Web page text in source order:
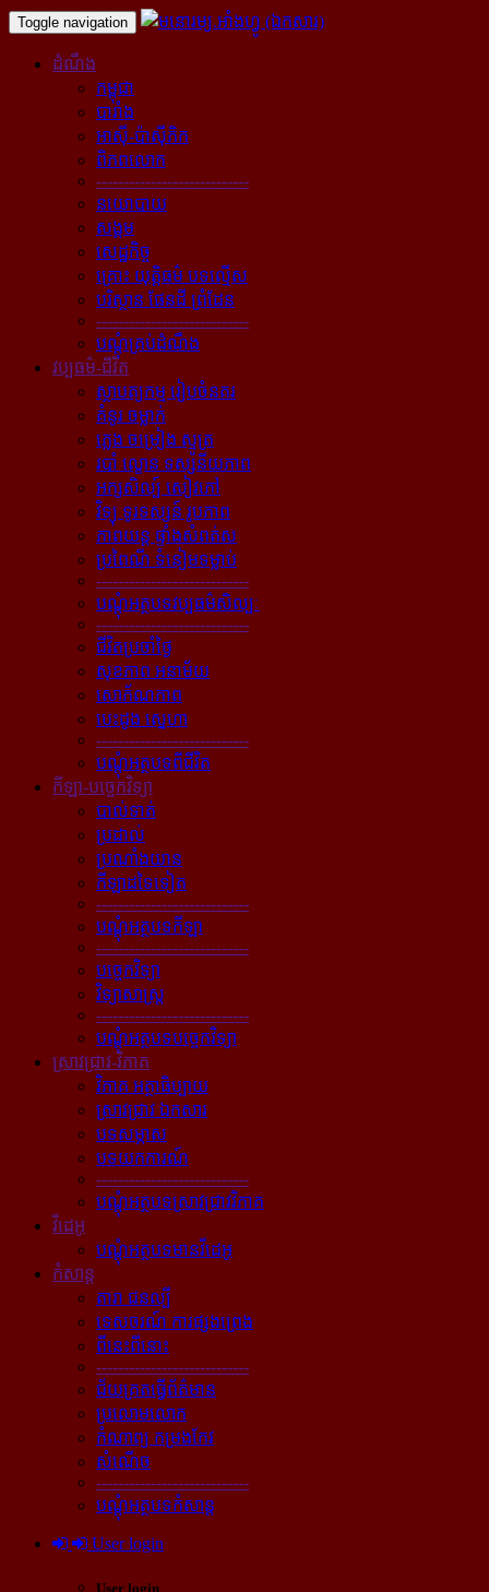
Toggle navigation
ដំណឹង
កម្ពុជា
បារាំង
អាស៊ី-ប៉ាស៊ីភិក
ពិភពលោក
----------------------------
នយោបាយ
សង្គម
សេដ្ឋកិច្ច
គ្រោះ យុត្តិធម៌ បទល្មើស
បរិស្ថាន ផែនដី ព្រំដែន
----------------------------
បណ្ដុំគ្រប់ដំណឹង
វប្បធម៌-ជីវិត
ស្ថាបត្យកម្ម រៀបចំនគរ
គំនូរ ចម្លាក់
ភ្លេង ចម្រៀង ស្មូត្រ
របាំ ល្ខោន ទស្សនីយភាព
អក្សសិល្ប៍ សៀវភៅ
វិទ្យុ ទូរទស្សន៍ រូបភាព
ភាពយន្ដ ផ្ទាំងសំពត់ស
ប្រពៃណី ទំនៀមទម្លាប់
----------------------------
បណ្ដុំអត្ថបទវប្បធម៌សិល្បៈ
----------------------------
ជីវិតប្រចាំថ្ងៃ
សុខភាព អនាម័យ
សោភ័ណភាព
បេះដូង ស្នេហា
----------------------------
បណ្ដុំអត្ថបទពីជីវិត
កីឡា-បច្ចេកវិទ្យា
បាល់ទាត់
ប្រដាល់
ប្រណាំងយាន
កីឡាដទៃទៀត
----------------------------
បណ្ដុំអត្ថបទកីឡា
----------------------------
បច្ចេកវិទ្យា
វិទ្យាសាស្ត្រ
----------------------------
បណ្ដុំអត្ថបទបច្ចេកវិទ្យា
ស្រាវជ្រាវ-វិភាគ
វិភាគ អត្ថាធិប្បាយ
ស្រាវជ្រាវ ឯកសារ
បទសម្ភាស
បទយកការណ៍
----------------------------
បណ្ដុំអត្ថបទស្រាវជ្រាវវិភាគ
វីដេអូ
បណ្ដុំអត្ថបទមានវីដេអូ
កំសាន្ដ
តារា ជនល្បី
ទេសចរណ៍ ការផ្សងព្រេង
ពីនេះពីនោះ
----------------------------
ជ័យគ្រតធ្វើព័ត៌មាន
ប្រលោមលោក
កំណាព្យ កម្រងកែវ
សំណើច
----------------------------
បណ្ដុំអត្ថបទកំសាន្ដ
User login
User login